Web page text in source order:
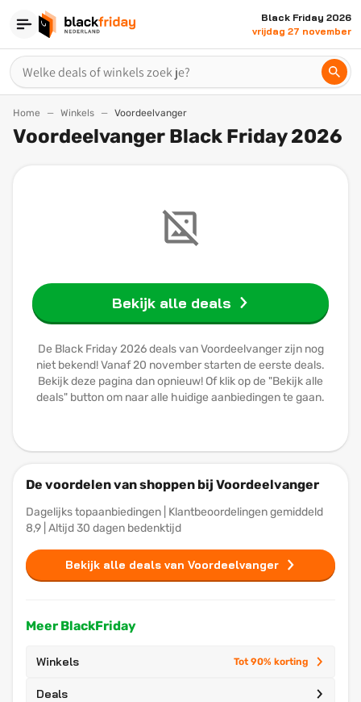
Black Friday 2026
vrijdag 27 november
Home Winkels Voordeelvanger
Voordeelvanger Black Friday 2026
Bekijk alle deals
De Black Friday 2026 deals van Voordeelvanger zijn nog
niet bekend! Vanaf 20 november starten de eerste deals.
Bekijk deze pagina dan opnieuw! Of klik op de "Bekijk alle
deals" button om naar alle huidige aanbiedingen te gaan.
De voordelen van shoppen bij Voordeelvanger
Dagelijks topaanbiedingen | Klantbeoordelingen gemiddeld
8,9 | Altijd 30 dagen bedenktijd
Bekijk alle deals van Voordeelvanger
Meer BlackFriday
Winkels Tot 90% korting
Deals